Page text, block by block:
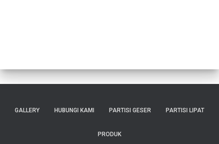
GALLERY HUBUNGI KAMI PARTISI GESER PARTISI LIPAT
PRODUK